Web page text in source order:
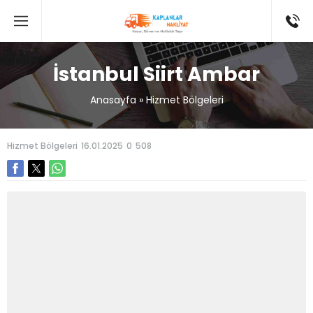
İstanbul Siirt Ambar
Anasayfa » Hizmet Bölgeleri
Hizmet Bölgeleri 16.01.2025 0 508